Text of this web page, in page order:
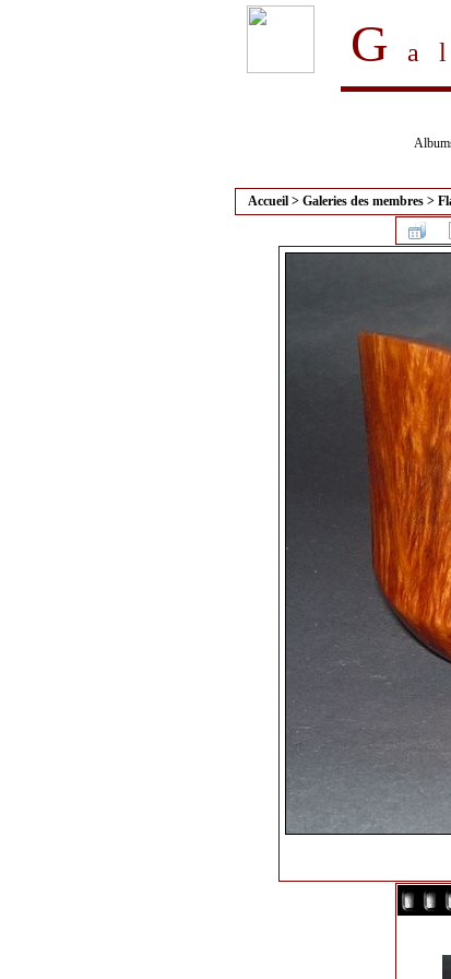
G
Accueil > Galeries des membres >